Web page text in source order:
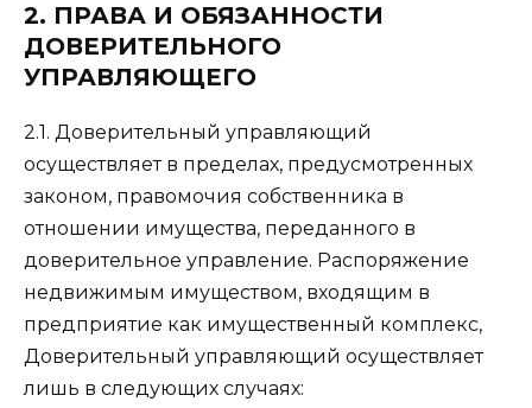
2. ПРАВА И ОБЯЗАННОСТИ
ДОВЕРИТЕЛЬНОГО
УПРАВЛЯЮЩЕГО
2.1. Доверительный управляющий
осуществляет в пределах, предусмотренных
законом, правомочия собственника в
отношении имущества, переданного в
доверительное управление. Распоряжение
недвижимым имуществом, входящим в
предприятие как имущественный комплекс,
Доверительный управляющий осуществляет
лишь в следующих случаях: